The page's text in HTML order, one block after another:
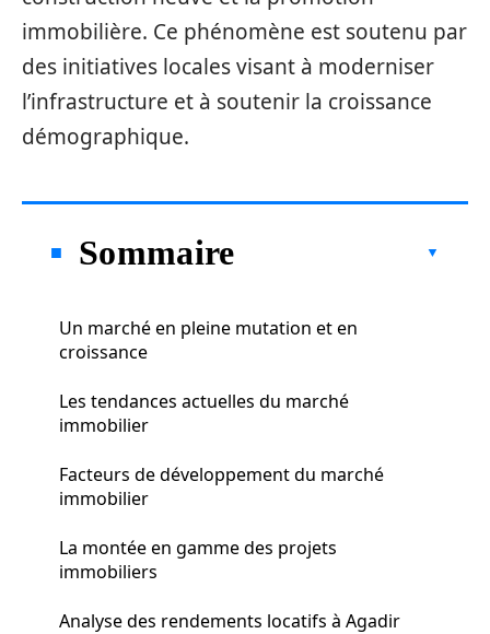
immobilière. Ce phénomène est soutenu par
des initiatives locales visant à moderniser
l’infrastructure et à soutenir la croissance
démographique.
Sommaire
Un marché en pleine mutation et en
croissance
Les tendances actuelles du marché
immobilier
Facteurs de développement du marché
immobilier
La montée en gamme des projets
immobiliers
Analyse des rendements locatifs à Agadir